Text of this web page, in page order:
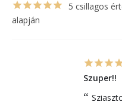
5 csillagos
alapján
Szuper!!